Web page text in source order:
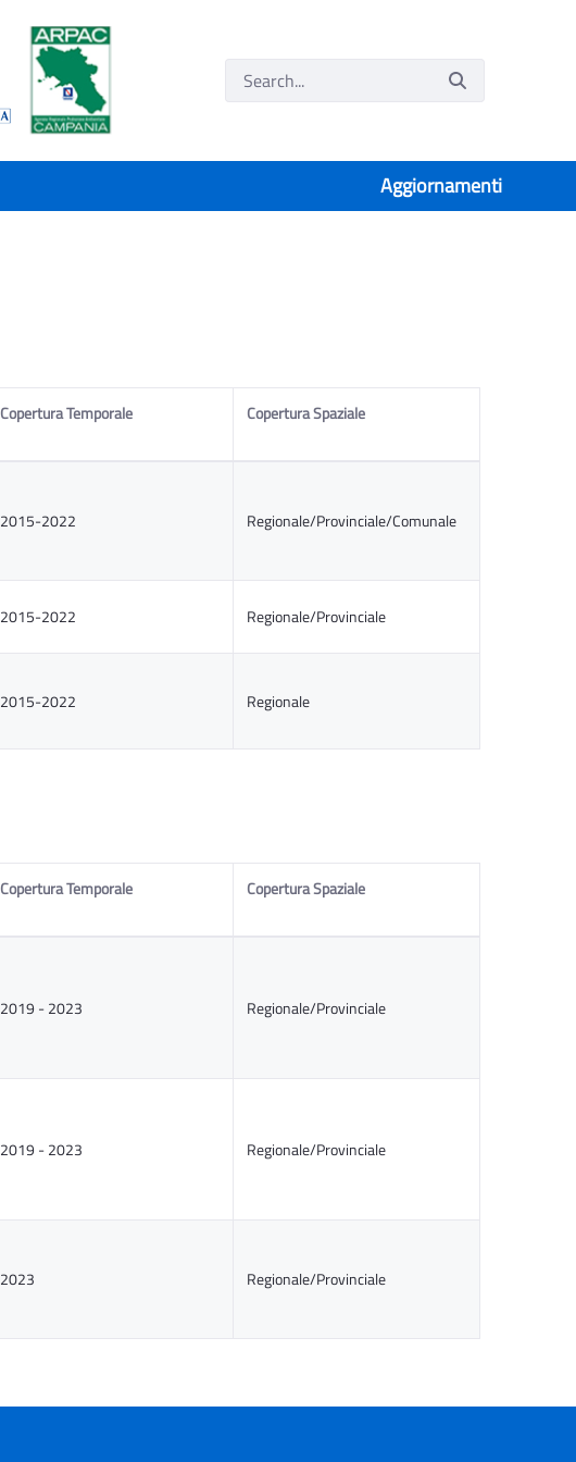
Aggiornamenti
Copertura Temporale Copertura Spaziale
2015-2022 Regionale/Provinciale/Comunale
2015-2022 Regionale/Provinciale
2015-2022 Regionale
Copertura Temporale Copertura Spaziale
2019 - 2023 Regionale/Provinciale
2019 - 2023 Regionale/Provinciale
2023 Regionale/Provinciale